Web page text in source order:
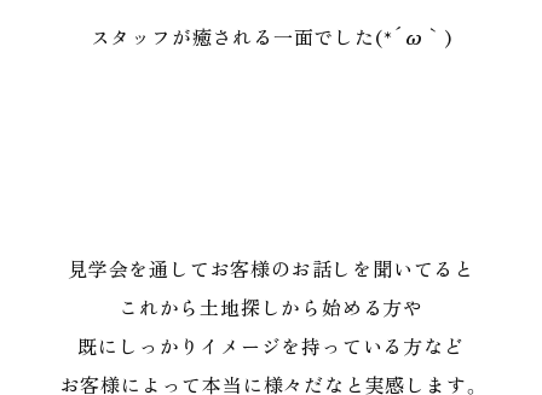
スタッフが癒される一面でした(*´ω｀)
見学会を通してお客様のお話しを聞いてると
これから土地探しから始める方や
既にしっかりイメージを持っている方など
お客様によって本当に様々だなと実感します。